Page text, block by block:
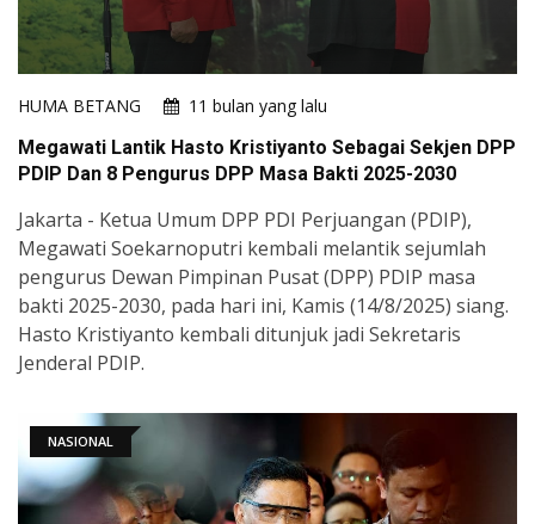
HUMA BETANG
11 bulan yang lalu
​​​​​​​Megawati Lantik Hasto Kristiyanto Sebagai Sekjen DPP
PDIP Dan 8 Pengurus DPP Masa Bakti 2025-2030
Jakarta - Ketua Umum DPP PDI Perjuangan (PDIP),
Megawati Soekarnoputri kembali melantik sejumlah
pengurus Dewan Pimpinan Pusat (DPP) PDIP masa
bakti 2025-2030, pada hari ini, Kamis (14/8/2025) siang.
Hasto Kristiyanto kembali ditunjuk jadi Sekretaris
Jenderal PDIP.
NASIONAL